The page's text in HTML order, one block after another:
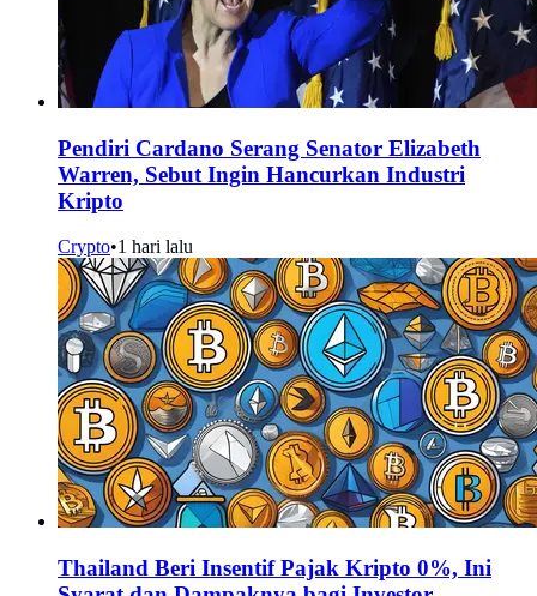
Pendiri Cardano Serang Senator Elizabeth
Warren, Sebut Ingin Hancurkan Industri
Kripto
Crypto•1 hari lalu
Thailand Beri Insentif Pajak Kripto 0%, Ini